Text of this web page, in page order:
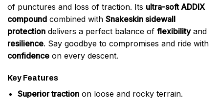
of punctures and loss of traction. Its ultra-soft ADDIX
compound combined with Snakeskin sidewall
protection delivers a perfect balance of flexibilityand
resilience. Say goodbye to compromises and ride with
confidence on every descent.
Key Features
Superior tractionon loose and rocky terrain.